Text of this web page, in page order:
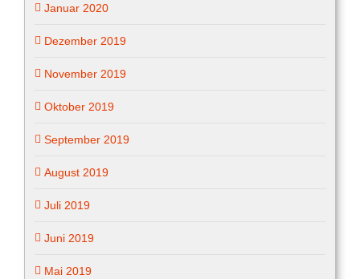
Januar 2020
Dezember 2019
November 2019
Oktober 2019
September 2019
August 2019
Juli 2019
Juni 2019
Mai 2019